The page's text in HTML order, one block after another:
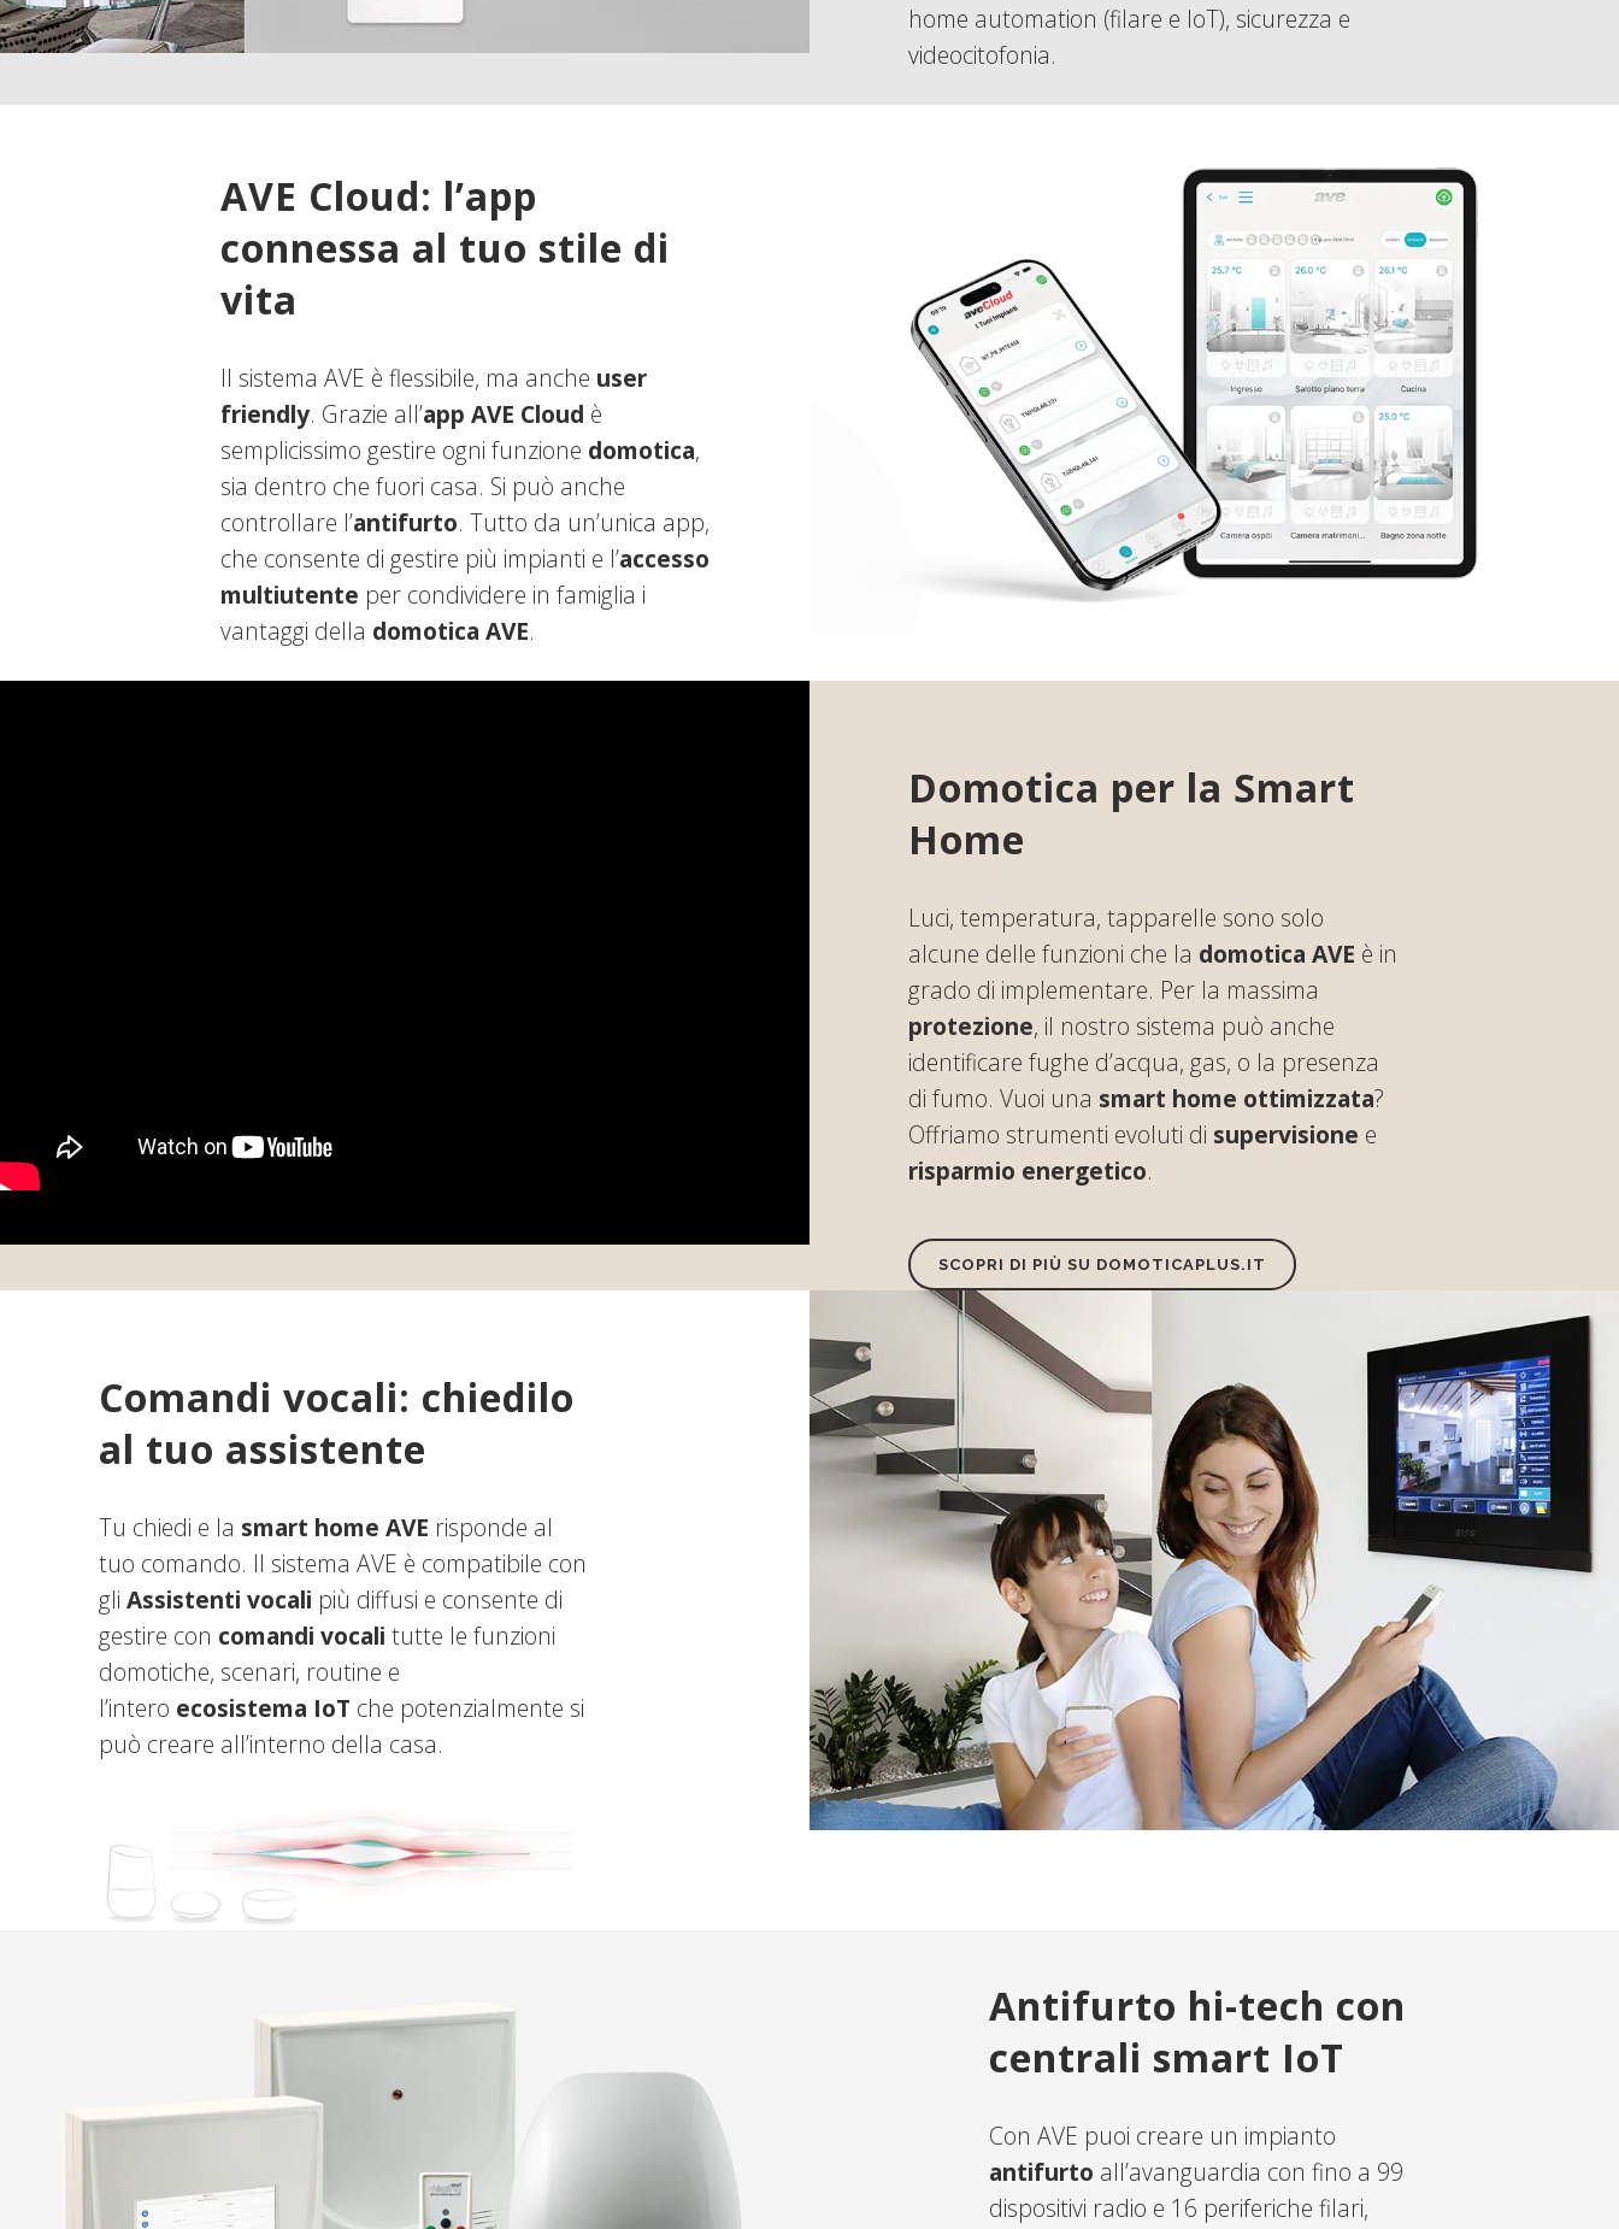
home automation (filare e IoT), sicurezza e
videocitofonia.
AVE Cloud: l’app
connessa al tuo stile di
vita
Il sistema AVE è flessibile, ma anche user
friendly. Grazie all’app AVE Cloud è
semplicissimo gestire ogni funzione domotica,
sia dentro che fuori casa. Si può anche
controllare l’antifurto. Tutto da un’unica app,
che consente di gestire più impianti e l’accesso
multiutente per condividere in famiglia i
vantaggi della domotica AVE.
Domotica per la Smart
Home
Luci, temperatura, tapparelle sono solo
alcune delle funzioni che la domotica AVE è in
grado di implementare. Per la massima
protezione, il nostro sistema può anche
identificare fughe d’acqua, gas, o la presenza
di fumo. Vuoi una smart home ottimizzata?
Offriamo strumenti evoluti di supervisione e
risparmio energetico.
SCOPRI DI PIÙ SU DOMOTICAPLUS.IT
Comandi vocali: chiedilo
al tuo assistente
Tu chiedi e la smart home AVE risponde al
tuo comando. Il sistema AVE è compatibile con
gliAssistenti vocali più diffusi e consente di
gestire con comandi vocali tutte le funzioni
domotiche, scenari, routine e
l’intero ecosistema IoT che potenzialmente si
può creare all’interno della casa.
Antifurto hi-tech con
centrali smart IoT
Con AVE puoi creare un impianto
antifurto all’avanguardia con fino a 99
dispositivi radio e 16 periferiche filari,